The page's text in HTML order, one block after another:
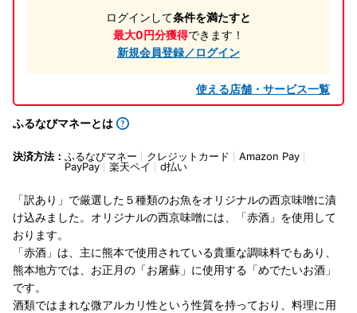
ログインして条件を満たすと
最大0円分獲得できます！
新規会員登録／ログイン
使える店舗・サービス一覧
ふるなびマネーとは
決済方法： ふるなびマネー クレジットカード
Amazon Pay
PayPay
楽天ペイ d払い
「訳あり」で厳選した５種類のお魚をオリジナルの西京味噌に漬
け込みました。オリジナルの西京味噌には、「赤酒」を使用して
おります。
「赤酒」は、主に熊本で使用されている貴重な調味料でもあり、
熊本地方では、お正月の「お屠蘇」に使用する「めでたいお酒」
です。
酒類ではまれな微アルカリ性という性質を持っており、料理に用